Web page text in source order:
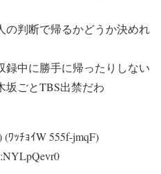
の判断で帰るかどうか決めれ
録中に勝手に帰ったりしない
坂ごとTBS出禁だわ
ﾜｯﾁｮｲW 555f-jmqF)